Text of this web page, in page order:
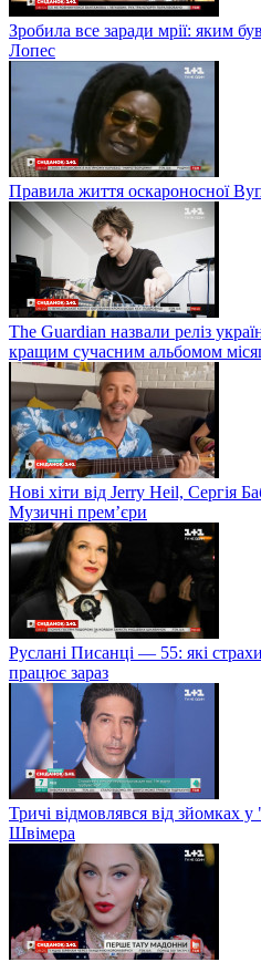
Зробила все заради мрії: яким
Лопес
Правила життя оскароносної
The Guardian назвали реліз
кращим сучасним альбомом
Нові хіти від Jerry Heil, Сергія
Музичні прем’єри
Руслані Писанці — 55: які
працює зараз
Тричі відмовлявся від зйомках у
Швімера